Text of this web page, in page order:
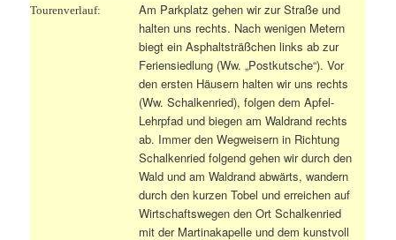
Tourenverlauf:
Am Parkplatz gehen wir zur Straße und
halten uns rechts. Nach wenigen Metern
biegt ein Asphaltsträßchen links ab zur
Feriensiedlung (Ww. „Postkutsche“). Vor
den ersten Häusern halten wir uns rechts
(Ww. Schalkenried), folgen dem Apfel-
Lehrpfad und biegen am Waldrand rechts
ab. Immer den Wegweisern in Richtung
Schalkenried folgend gehen wir durch den
Wald und am Waldrand abwärts, wandern
durch den kurzen Tobel und erreichen auf
Wirtschaftswegen den Ort Schalkenried
mit der Martinakapelle und dem kunstvoll